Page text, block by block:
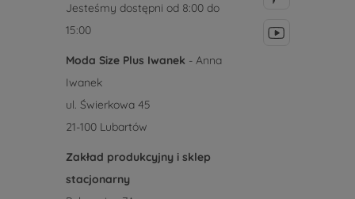
Jesteśmy dostępni od 8:00 do
15:00
Moda Size Plus Iwanek - Anna
Iwanek
ul. Świerkowa 45
21-100 Lubartów
Zakład produkcyjny i sklep
stacjonarny